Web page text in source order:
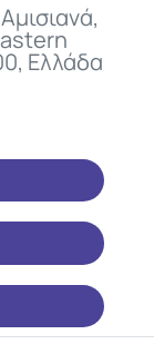
, Ελλάδα